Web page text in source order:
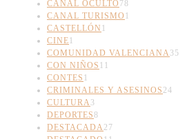
CANAL OCULTO 78
CANAL TURISMO 1
CASTELLÓN 1
CINE1
COMUNIDAD VALENCIANA 35
CON NIÑOS 11
CONTES 1
CRIMINALES Y ASESINOS 24
CULTURA 3
DEPORTES8
DESTACADA 27